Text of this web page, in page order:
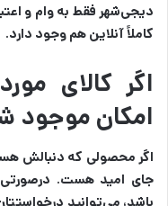
دیجی‌شهر فقط به وام و
کاملاً آنلاین هم وجود دارد.
اگر کالای
امکان
اگر محصولی که دنبالش
جای امید هست.